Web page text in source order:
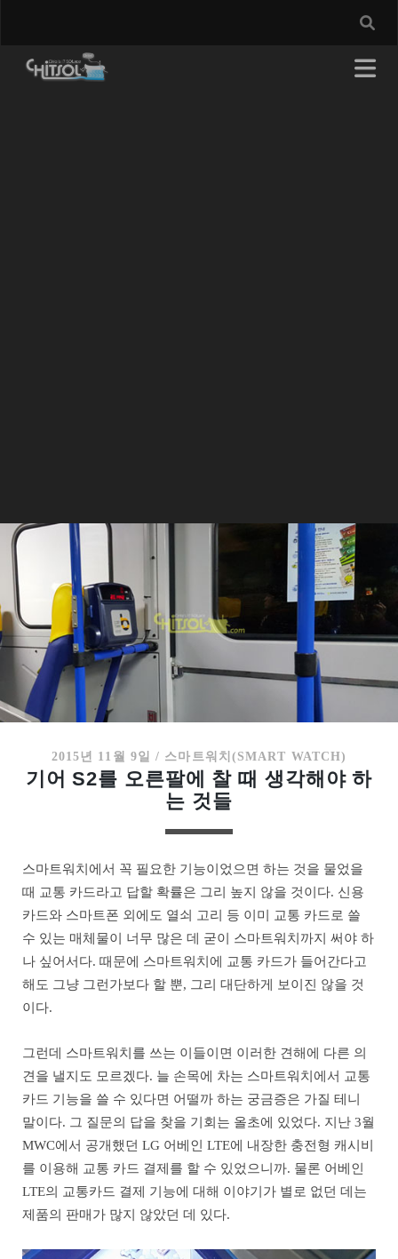
2015년 11월 9일 / 스마트워치(SMART WATCH)
기어 S2를 오른팔에 찰 때 생각해야 하
는 것들
스마트워치에서 꼭 필요한 기능이었으면 하는 것을 물었을
때 교통 카드라고 답할 확률은 그리 높지 않을 것이다. 신용
카드와 스마트폰 외에도 열쇠 고리 등 이미 교통 카드로 쓸
수 있는 매체물이 너무 많은 데 굳이 스마트워치까지 써야 하
나 싶어서다. 때문에 스마트워치에 교통 카드가 들어간다고
해도 그냥 그런가보다 할 뿐, 그리 대단하게 보이진 않을 것
이다.
그런데 스마트워치를 쓰는 이들이면 이러한 견해에 다른 의
견을 낼지도 모르겠다. 늘 손목에 차는 스마트워치에서 교통
카드 기능을 쓸 수 있다면 어떨까 하는 궁금증은 가질 테니
말이다. 그 질문의 답을 찾을 기회는 올초에 있었다. 지난 3월
MWC에서 공개했던 LG 어베인 LTE에 내장한 충전형 캐시비
를 이용해 교통 카드 결제를 할 수 있었으니까. 물론 어베인
LTE의 교통카드 결제 기능에 대해 이야기가 별로 없던 데는
제품의 판매가 많지 않았던 데 있다.